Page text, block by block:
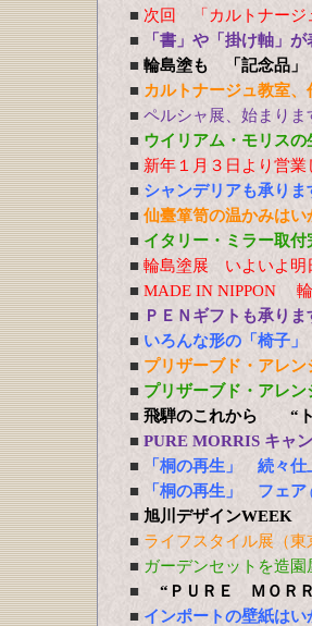
■ 次回 「カルトナー
■
「書」や「掛け軸」
■ 輪島塗も 「記念品」
■ カルトナージュ教室
■ ペルシャ展、始まり
■ ウイリアム・モリスの
■ 新年１月３日より営
■ シャンデリアも承りま
■ 仙臺箪笥の温かみはい
■ イタリー・ミラー取付
■ 輪島塗展 いよいよ明
■ MADE IN NIPPON
■
ＰＥＮギフトも承りま
■ いろんな形の「椅子
■ プリザーブド・アレ
■ プリザーブド・アレ
■ 飛騨のこれから “ト
■ PURE MORRIS キャ
■ 「桐の再生」 続々仕
■ 「桐の再生」 フェア
■ 旭川デザインWEEK
■ ライフスタイル展（
■ ガーデンセットを造
■
“ＰＵＲＥ ＭＯＲ
■ インポートの壁紙はい